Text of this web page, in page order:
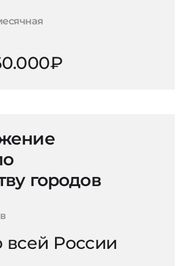
городов
всей России